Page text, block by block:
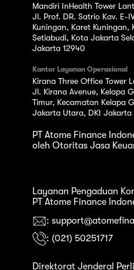
Mandiri InHealth Tower
Jl. Prof. DR. Satrio Kav. E-
Kuningan, Karet Kuningan,
Setiabudi, Kota Jakarta
Jakarta 12940
Kantor Layanan Operasional
Kirana Three Office Tower
Jl. Kirana Avenue, Kelapa
Timur, Kecamatan Kelapa
Jakarta Utara, DKI Jakarta
PT Atome Finance
oleh Otoritas Jasa
Layanan Pengaduan
PT Atome Finance
:
: (021) 50251717
Direktorat Jenderal